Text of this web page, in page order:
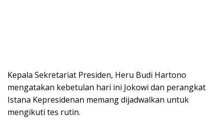
Kepala Sekretariat Presiden, Heru Budi Hartono
mengatakan kebetulan hari ini Jokowi dan perangkat
Istana Kepresidenan memang dijadwalkan untuk
mengikuti tes rutin.